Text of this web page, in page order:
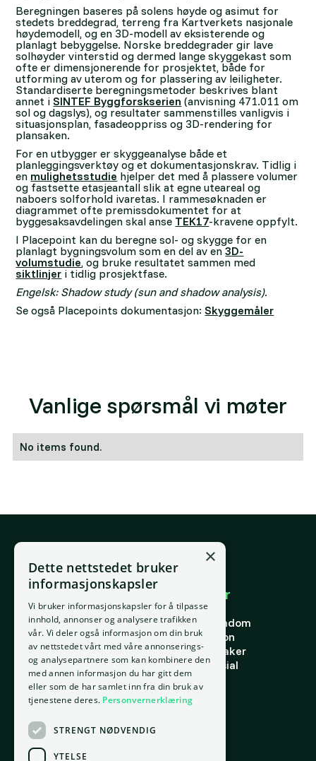
Beregningen baseres på solens høyde og asimut for
stedets breddegrad, terreng fra Kartverkets nasjonale
høydemodell, og en 3D-modell av eksisterende og
planlagt bebyggelse. Norske breddegrader gir lave
solhøyder vinterstid og dermed lange skyggekast som
ofte er dimensjonerende for prosjektet, både for
utforming av uterom og for plassering av leiligheter.
Standardiserte beregningsmetoder beskrives blant
annet iSINTEF Byggforskserien (anvisning 471.011 om
sol og dagslys), og resultater sammenstilles vanligvis i
situasjonsplan, fasadeoppriss og 3D-rendering for
plansaken.
For en utbygger er skyggeanalyse både et
planleggingsverktøy og et dokumentasjonskrav. Tidlig i
en mulighetsstudie hjelper det med å plassere volumer
og fastsette etasjeantall slik at egne uteareal og
naboers solforhold ivaretas. I rammesøknaden er
diagrammet ofte premissdokumentet for at
byggesaksavdelingen skal anse TEK17-kravene oppfylt.
I Placepoint kan du beregne sol- og skygge for en
planlagt bygningsvolum som en del av en3D-
volumstudie, og bruke resultatet sammen med
siktlinjer i tidlig prosjektfase.
Engelsk: Shadow study (sun and shadow analysis).
Se også Placepoints dokumentasjon:Skyggemåler
Vanlige spørsmål vi møter
No items found.
E-post
support@placepoint.no
Selskapet
Hjem
Om oss
Ansatte
Kontakt oss
Personvern
Vilkår for bruk
Informasjonskapsler
Brukområder
Forstå eiendom
Finne riktig eiendom
Finn riktig person
Finn riktig leietaker
Verdi og potensial
Risiko
Portefølje
Ressurser
Ordbok
Innsikt
×
Dette nettstedet bruker
informasjonskapsler
Vi bruker informasjonskapsler for å tilpasse
innhold, annonser og analysere trafikken
vår. Vi deler også informasjon om din bruk
av nettstedet vårt med våre annonserings-
og analysepartnere som kan kombinere den
med annen informasjon du har gitt dem
eller som de har samlet inn fra din bruk av
tjenestene deres. Personvernerklæring
STRENGT NØDVENDIG
YTELSE